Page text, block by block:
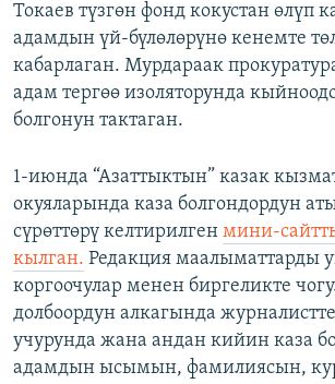
Токаев түзгөн фонд кокустан өлүп
адамдын үй-бүлөлөрүнө кенемте
кабарлаган. Мурдараак
адам тергөө изоляторунда
болгонун тактаган.
1-июнда “Азаттыктын” казак
окуяларында каза болгондордун
сүрөттөрү келтирилген мини-
кылган. Редакция маалыматтарды
коргоочулар менен биргеликте
долбоордун алкагында
учурунда жана андан кийин каза
адамдын ысымын, фамилиясын,